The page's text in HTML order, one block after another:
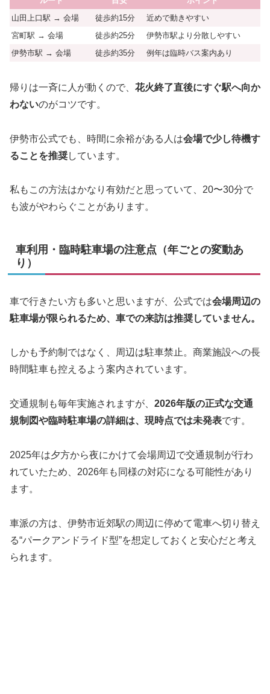
山田上口駅 → 会場
徒歩約15分
近めで動きやすい
宮町駅 → 会場
徒歩約25分
伊勢市駅より分散しやすい
伊勢市駅 → 会場
徒歩約35分 例年は臨時バス案内あり
帰りは一斉に人が動くので、 花火終了直後にすぐ駅へ向か
わないのがコツです。
伊勢市公式でも、時間に余裕がある人は会場で少し待機す
ることを推奨しています。
私もこの方法はかなり有効だと思っていて、20〜30分で
も波がやわらぐことがあります。
車利用・臨時駐車場の注意点（年ごとの変動あ
り）
車で行きたい方も多いと思いますが、公式では会場周辺の
駐車場が限られるため、車での来訪は推奨していません。
しかも予約制ではなく、周辺は駐車禁止。商業施設への長
時間駐車も控えるよう案内されています。
交通規制も毎年実施されますが、 2026年版の正式な交通
規制図や臨時駐車場の詳細は、現時点では未発表です。
2025年は夕方から夜にかけて会場周辺で交通規制が行わ
れていたため、2026年も同様の対応になる可能性があり
ます。
車派の方は、伊勢市近郊駅の周辺に停めて電車へ切り替え
る“パークアンドライド型”を想定しておくと安心だと考え
られます。